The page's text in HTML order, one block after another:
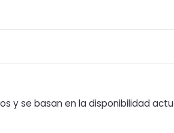
y se basan en la disponibilidad